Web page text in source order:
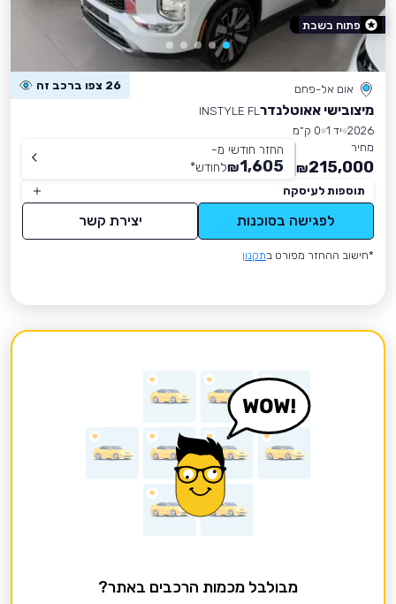
אום אל-פחם 26 צפו ברכב זה
מיצובישי אאוטלנדר INSTYLE FL
2026 יד 1
0 ק״מ
מחיר
215,000
₪
החזר חודשי מ-
1,605
₪לחודש*
תוספות לעיסקה
לפגישה בסוכנות יצירת קשר
*חישוב ההחזר מפורט בתקנון
פתוח בשבת
מבולבל מכמות הרכבים באתר?